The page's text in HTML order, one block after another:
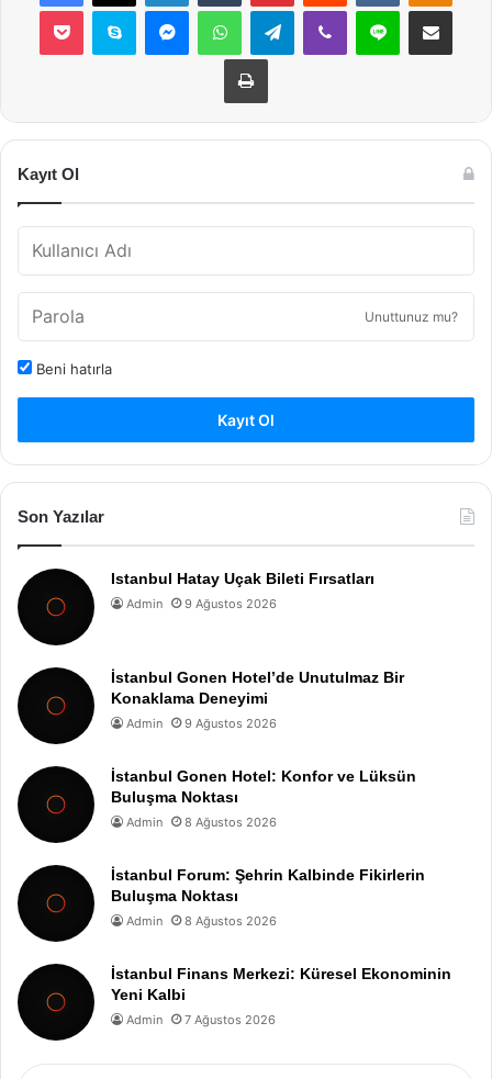
Pocket Skype MessengerWhatsAppTelegramViber Line E-Posta ile
Yazdır
Kayıt Ol
Unuttunuz mu?
Beni hatırla
Kayıt Ol
Son Yazılar
Istanbul Hatay Uçak Bileti Fırsatları
Admin 9 Ağustos 2026
İstanbul Gonen Hotel’de Unutulmaz Bir
Konaklama Deneyimi
Admin 9 Ağustos 2026
İstanbul Gonen Hotel: Konfor ve Lüksün
Buluşma Noktası
Admin 8 Ağustos 2026
İstanbul Forum: Şehrin Kalbinde Fikirlerin
Buluşma Noktası
Admin 8 Ağustos 2026
İstanbul Finans Merkezi: Küresel Ekonominin
Yeni Kalbi
Admin 7 Ağustos 2026